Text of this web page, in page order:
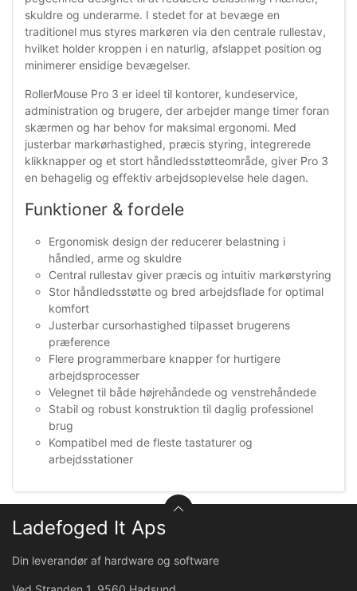
skuldre og underarme. I stedet for at bevæge en
traditionel mus styres markøren via den centrale rullestav,
hvilket holder kroppen i en naturlig, afslappet position og
minimerer ensidige bevægelser.
RollerMouse Pro 3 er ideel til kontorer, kundeservice,
administration og brugere, der arbejder mange timer foran
skærmen og har behov for maksimal ergonomi. Med
justerbar markørhastighed, præcis styring, integrerede
klikknapper og et stort håndledsstøtteområde, giver Pro 3
en behagelig og effektiv arbejdsoplevelse hele dagen.
Funktioner & fordele
Ergonomisk design der reducerer belastning i
håndled, arme og skuldre
Central rullestav giver præcis og intuitiv markørstyring
Stor håndledsstøtte og bred arbejdsflade for optimal
komfort
Justerbar cursorhastighed tilpasset brugerens
præference
Flere programmerbare knapper for hurtigere
arbejdsprocesser
Velegnet til både højrehåndede og venstrehåndede
Stabil og robust konstruktion til daglig professionel
brug
Kompatibel med de fleste tastaturer og
arbejdsstationer
Ladefoged It Aps
Din leverandør af hardware og software